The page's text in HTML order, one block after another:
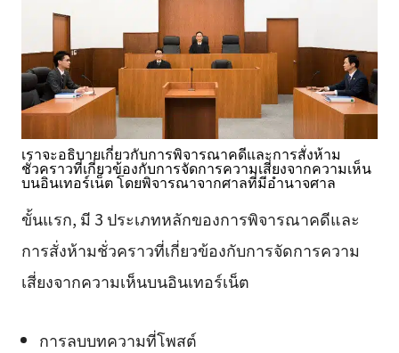
เราจะอธิบายเกี่ยวกับการพิจารณาคดีและการสั่งห้าม
ชั่วคราวที่เกี่ยวข้องกับการจัดการความเสี่ยงจากความเห็น
บนอินเทอร์เน็ต โดยพิจารณาจากศาลที่มีอำนาจศาล
ขั้นแรก, มี 3 ประเภทหลักของการพิจารณาคดีและ
การสั่งห้ามชั่วคราวที่เกี่ยวข้องกับการจัดการความ
เสี่ยงจากความเห็นบนอินเทอร์เน็ต
การลบบทความที่โพสต์